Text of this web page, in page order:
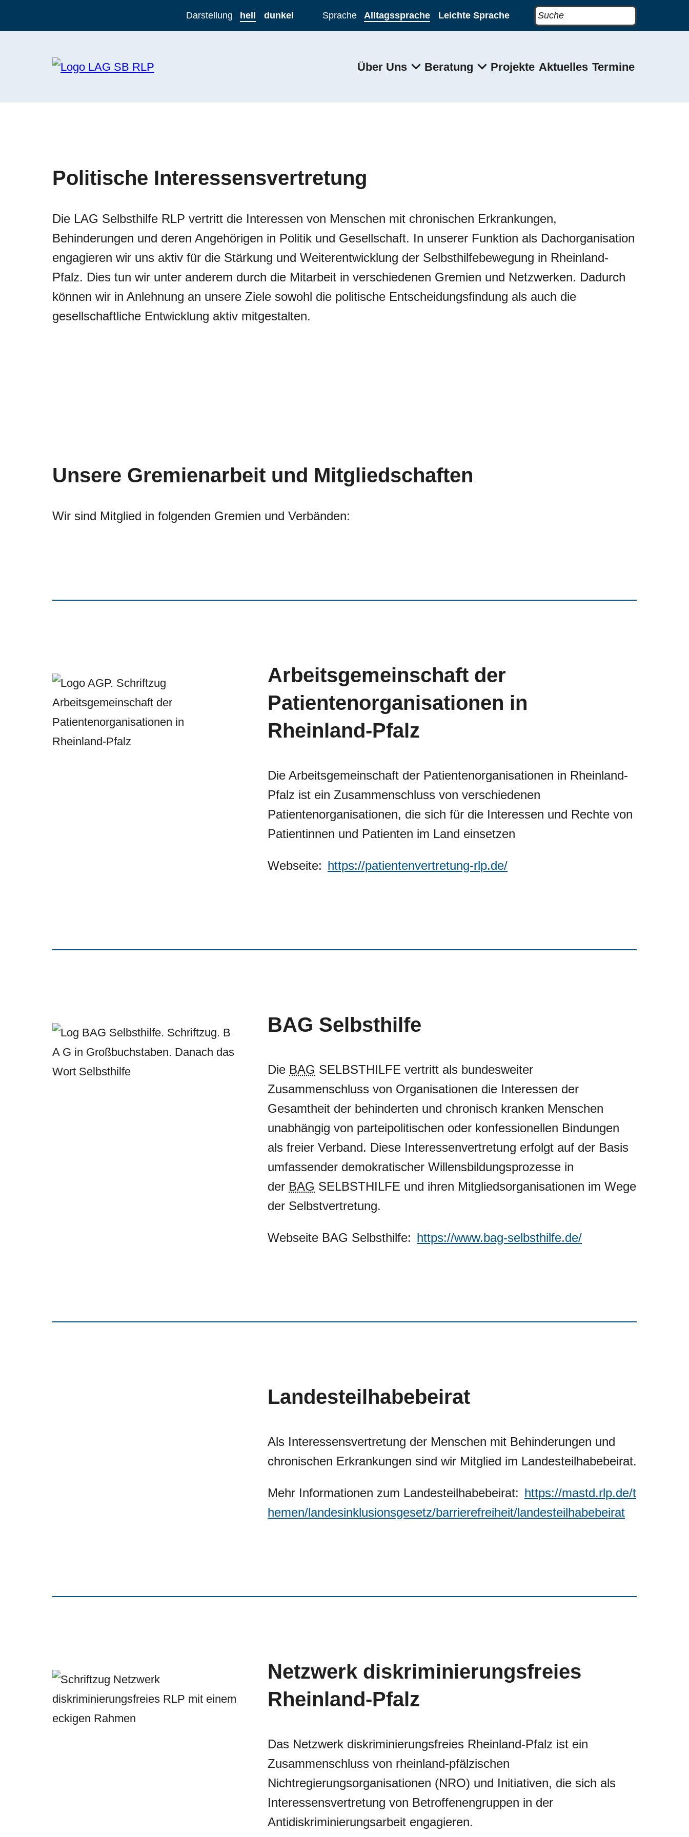
Sprung zum Hauptbereich Sprung zum Footerbereich
Darstellung hell dunkel Sprache Alltagssprache Leichte Sprache Suche
Über Uns Beratung Projekte Aktuelles Termine
Politische Interessensvertretung
Die LAG Selbsthilfe RLP vertritt die Interessen von Menschen mit chronischen Erkrankungen,
Behinderungen und deren Angehörigen in Politik und Gesellschaft. In unserer Funktion als Dachorganisation
engagieren wir uns aktiv für die Stärkung und Weiterentwicklung der Selbsthilfebewegung in Rheinland-
Pfalz. Dies tun wir unter anderem durch die Mitarbeit in verschiedenen Gremien und Netzwerken. Dadurch
können wir in Anlehnung an unsere Ziele sowohl die politische Entscheidungsfindung als auch die
gesellschaftliche Entwicklung aktiv mitgestalten.
Unsere Gremienarbeit und Mitgliedschaften
Wir sind Mitglied in folgenden Gremien und Verbänden:
Arbeitsgemeinschaft der
Patientenorganisationen in
Rheinland-Pfalz
Die Arbeitsgemeinschaft der Patientenorganisationen in Rheinland-
Pfalz ist ein Zusammenschluss von verschiedenen
Patientenorganisationen, die sich für die Interessen und Rechte von
Patientinnen und Patienten im Land einsetzen
Webseite: https://patientenvertretung-rlp.de/
BAG Selbsthilfe
Die BAG SELBSTHILFE vertritt als bundesweiter
Zusammenschluss von Organisationen die Interessen der
Gesamtheit der behinderten und chronisch kranken Menschen
unabhängig von parteipolitischen oder konfessionellen Bindungen
als freier Verband. Diese Interessenvertretung erfolgt auf der Basis
umfassender demokratischer Willensbildungsprozesse in
der BAG SELBSTHILFE und ihren Mitgliedsorganisationen im Wege
der Selbstvertretung.
Webseite BAG Selbsthilfe: https://www.bag-selbsthilfe.de/
Landesteilhabebeirat
Als Interessensvertretung der Menschen mit Behinderungen und
chronischen Erkrankungen sind wir Mitglied im Landesteilhabebeirat.
Mehr Informationen zum Landesteilhabebeirat: https://mastd.rlp.de/t
hemen/landesinklusionsgesetz/barrierefreiheit/landesteilhabebeirat
Netzwerk diskriminierungsfreies
Rheinland-Pfalz
Das Netzwerk diskriminierungsfreies Rheinland-Pfalz ist ein
Zusammenschluss von rheinland-pfälzischen
Nichtregierungsorganisationen (NRO) und Initiativen, die sich als
Interessensvertretung von Betroffenengruppen in der
Antidiskriminierungsarbeit engagieren.